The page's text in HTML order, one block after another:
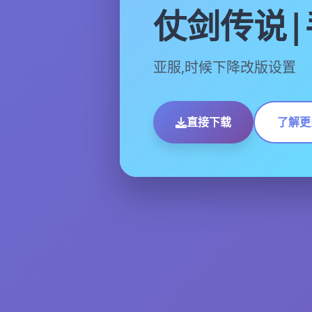
仗剑传说
亚服,时候下降改版设置
直接下载 了解